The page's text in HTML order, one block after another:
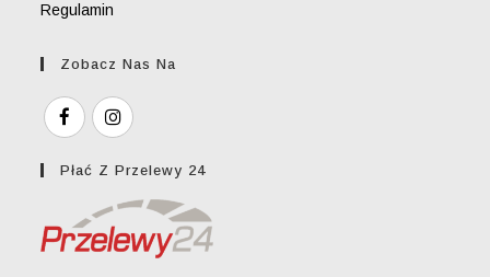
Regulamin
Zobacz Nas Na
Płać Z Przelewy 24